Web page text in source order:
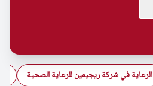
الرعاية في شركة ريجيمين للرعاية الصحية